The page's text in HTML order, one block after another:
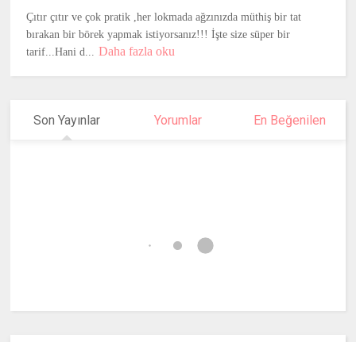
Çıtır çıtır ve çok pratik ,her lokmada ağzınızda müthiş bir tat
bırakan bir börek yapmak istiyorsanız!!! İşte size süper bir
tarif...Hani d...
Daha fazla oku
Son Yayınlar Yorumlar En Beğenilen